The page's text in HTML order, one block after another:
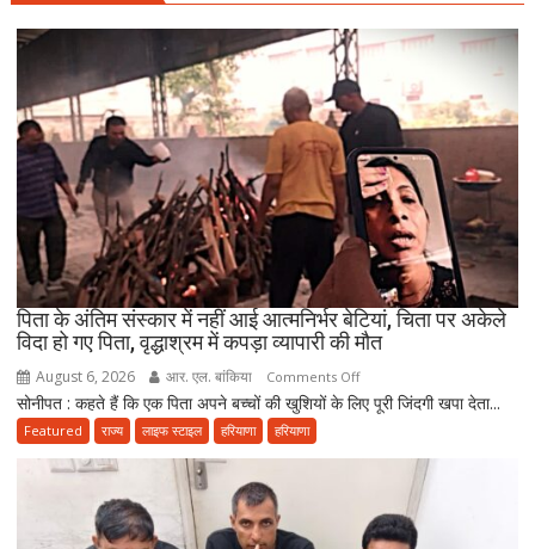
उलेमा-
की
अपील,
मोहल्ले
की
मस्जिद
में
पढ़ें
की
नमाज,
पैदल
ही
पिता के अंतिम संस्कार में नहीं आई आत्मनिर्भर बेटियां, चिता पर अकेले
विदा हो गए पिता, वृद्धाश्रम में कपड़ा व्यापारी की मौत
August 6, 2026 आर. एल. बांकिया Comments Offon
पिता
अंतिम
नहीं
सोनीपत : कहते हैं कि एक पिता अपने बच्चों की खुशियों के लिए पूरी जिंदगी खपा देता...
Featured राज्य लाइफ स्टाइल हरियाणा हरियाणा